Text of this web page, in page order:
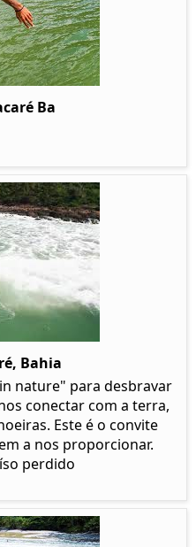
Ba
Bahia
nature" para desbravar
conectar com a terra,
Este é o convite
a nos proporcionar.
perdido